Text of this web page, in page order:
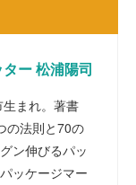
ー 松浦陽司
まれ。著書
の法則と70の
ン伸びるパッ
ッケージマー